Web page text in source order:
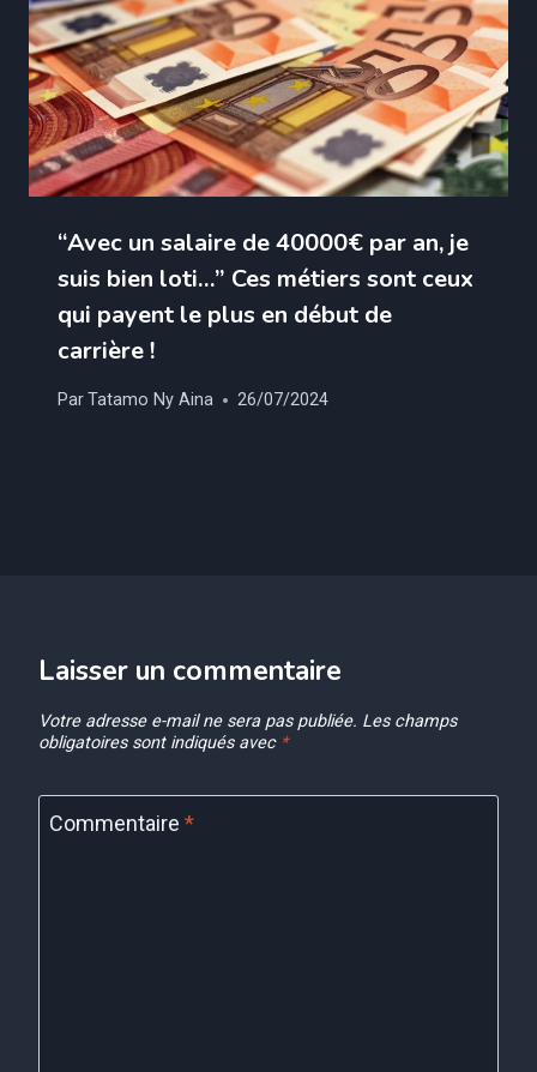
“Avec un salaire de 40000€ par an, je
suis bien loti…” Ces métiers sont ceux
qui payent le plus en début de
carrière !
ParTatamo Ny Aina 26/07/2024
Laisser un commentaire
Votre adresse e-mail ne sera pas publiée. Les champs
obligatoires sont indiqués avec *
Commentaire *